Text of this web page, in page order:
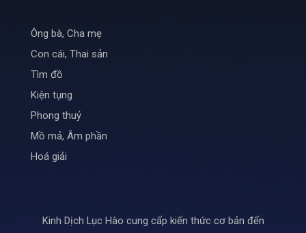
Ông bà, Cha mẹ
Con cái, Thai sản
Tìm đồ
Kiện tụng
Phong thuỷ
Mồ mả, Âm phần
Hoá giải
Kinh Dịch Lục Hào cung cấp kiến thức cơ bản đến